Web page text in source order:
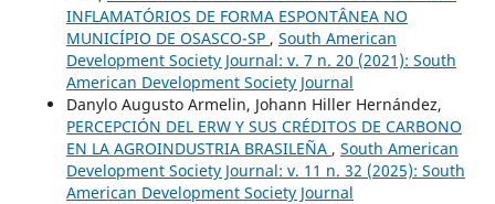
INFLAMATÓRIOS DE FORMA ESPONTÂNEA NO
MUNICÍPIO DE OSASCO-SP , South American
Development Society Journal: v. 7 n. 20 (2021): South
American Development Society Journal
Danylo Augusto Armelin, Johann Hiller Hernández,
PERCEPCIÓN DEL ERW Y SUS CRÉDITOS DE CARBONO
EN LA AGROINDUSTRIA BRASILEÑA , South American
Development Society Journal: v. 11 n. 32 (2025): South
American Development Society Journal